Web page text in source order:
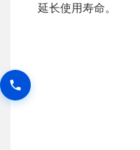
延长使用寿命。